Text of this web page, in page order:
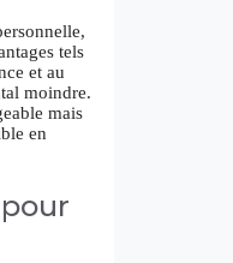
tels
et au
moindre.
mais
en